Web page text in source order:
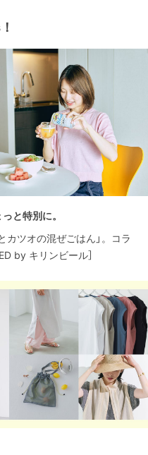
と特別に。
カツオの混ぜごはん」。コラ
by キリンビール］